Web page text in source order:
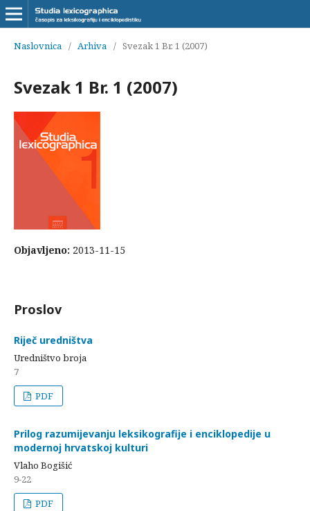
Naslovnica / Arhiva / Svezak 1 Br. 1 (2007)
Svezak 1 Br. 1 (2007)
Objavljeno: 2013-11-15
Proslov
Riječ uredništva
Uredništvo broja
7
PDF
Prilog razumijevanju leksikografije i enciklopedije u
modernoj hrvatskoj kulturi
Vlaho Bogišić
9-22
PDF